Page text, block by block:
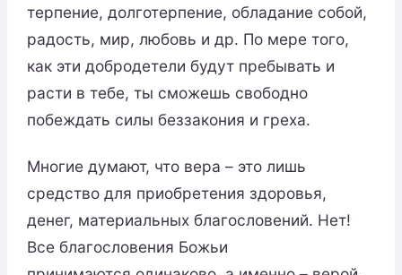
терпение, долготерпение, обладание собой,
радость, мир, любовь и др. По мере того,
как эти добродетели будут пребывать и
расти в тебе, ты сможешь свободно
побеждать силы беззакония и греха.
Многие думают, что вера – это лишь
средство для приобретения здоровья,
денег, материальных благословений. Нет!
Все благословения Божьи